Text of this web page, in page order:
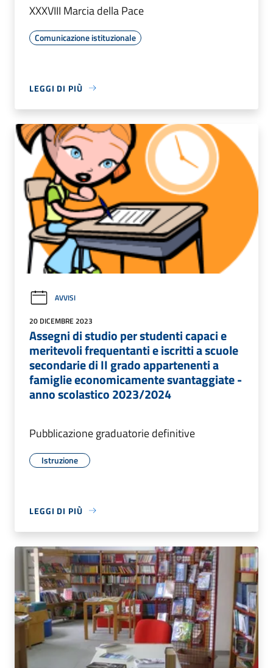
XXXVIII Marcia della Pace
Comunicazione istituzionale
LEGGI DI PIÙ
AVVISI
20 DICEMBRE 2023
Assegni di studio per studenti capaci e
meritevoli frequentanti e iscritti a scuole
secondarie di II grado appartenenti a
famiglie economicamente svantaggiate -
anno scolastico 2023/2024
Pubblicazione graduatorie definitive
Istruzione
LEGGI DI PIÙ